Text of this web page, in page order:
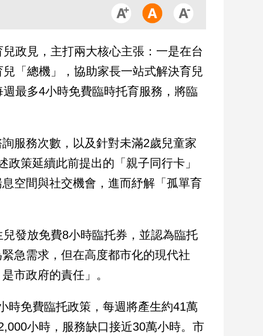
政見，主打兩大核心主張：一是在台
「總機」，協助家長一站式解決育兒
最多4小時免費臨時托育服務，將臨
服務次數，以及針對未滿2歲兒童家
策延續此前提出的「親子同行卡」
空間與社交機會，進而紓解「孤單育
發放免費8小時臨托券，並認為臨托
急需求，但在高度都市化的現代社
市政府的責任」。
時免費臨托政策，每週將產生約41萬
小時，服務缺口接近30萬小時。市